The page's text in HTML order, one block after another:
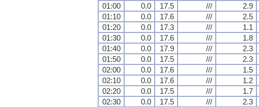
01:00
0.0 17.5 /// 2.9
01:10
0.0 17.6 /// 2.5
01:20
0.0 17.3 /// 1.1
01:30
0.0 17.6 /// 1.8
01:40
0.0 17.9 /// 2.3
01:50
0.0 17.5 /// 2.3
02:00
0.0 17.6 /// 1.5
02:10
0.0 17.6 /// 1.2
02:20
0.0 17.5 /// 1.7
02:30
0.0 17.5 /// 2.3